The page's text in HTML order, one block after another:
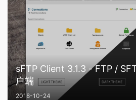
sFTP Client 3.1.3 - FTP /
户端
2018-10-24